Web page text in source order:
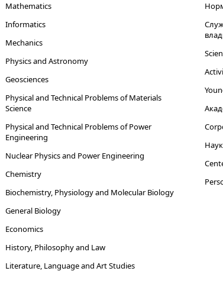
Mathematics
Informatics
Mechanics
Physics and Astronomy
Geosciences
Physical and Technical Problems of Materials
Science
Physical and Technical Problems of Power
Engineering
Nuclear Physics and Power Engineering
Chemistry
Biochemistry, Physiology and Molecular Biology
General Biology
Economics
History, Philosophy and Law
Literature, Language and Art Studies